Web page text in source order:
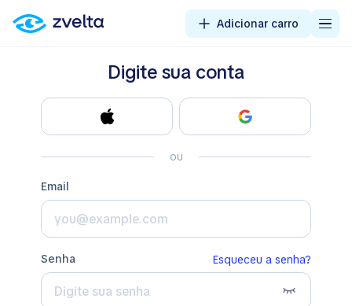
Adicionar carro
Digite sua conta
ou
email
senha Esqueceu a senha?